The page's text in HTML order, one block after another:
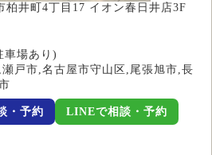
柏井町4丁目17 イオン春日井店3F
車場あり)
戸市,名古屋市守山区,尾張旭市,長
・予約 LINEで相談・予約